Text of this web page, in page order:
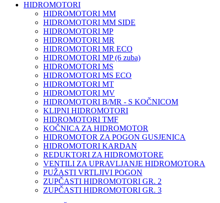
HIDROMOTORI
HIDROMOTORI MM
HIDROMOTORI MM SIDE
HIDROMOTORI MP
HIDROMOTORI MR
HIDROMOTORI MR ECO
HIDROMOTORI MP (6 zuba)
HIDROMOTORI MS
HIDROMOTORI MS ECO
HIDROMOTORI MT
HIDROMOTORI MV
HIDROMOTORI B/MR - S KOČNICOM
KLIPNI HIDROMOTORI
HIDROMOTORI TMF
KOČNICA ZA HIDROMOTOR
HIDROMOTOR ZA POGON GUSJENICA
HIDROMOTORI KARDAN
REDUKTORI ZA HIDROMOTORE
VENTILI ZA UPRAVLJANJE HIDROMOTORA
PUŽASTI VRTLJIVI POGON
ZUPČASTI HIDROMOTORI GR. 2
ZUPČASTI HIDROMOTORI GR. 3